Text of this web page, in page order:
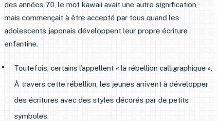
des années 70, le mot kawaii avait une autre signification,
mais commençait à être accepté par tous quand les
adolescents japonais développent leur propre écriture
enfantine.
Toutefois, certains l’appellent « la rébellion calligraphique ».
À travers cette rébellion, les jeunes arrivent à développer
des écritures avec des styles décorés par de petits
symboles.